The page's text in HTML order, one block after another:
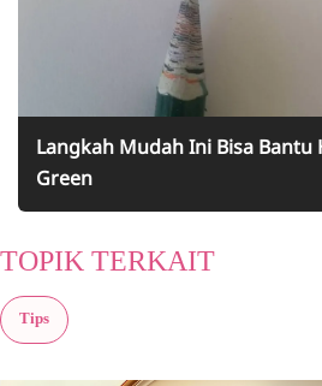
Langkah Mudah Ini Bisa Bantu
Green
TOPIK TERKAIT
Tips